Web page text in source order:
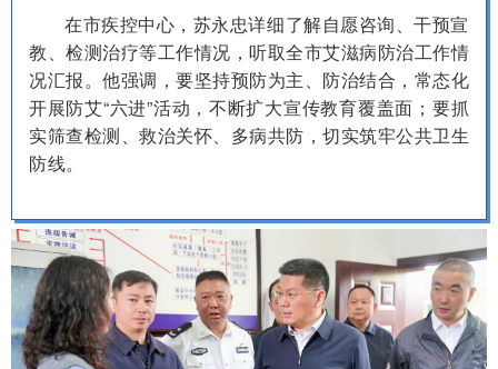
在市疾控中心，苏永忠详细了解自愿咨询、干预宣
教、检测治疗等工作情况，听取全市艾滋病防治工作情
况汇报。他强调，要坚持预防为主、防治结合，常态化
开展防艾“六进”活动，不断扩大宣传教育覆盖面；要抓
实筛查检测、救治关怀、多病共防，切实筑牢公共卫生
防线。